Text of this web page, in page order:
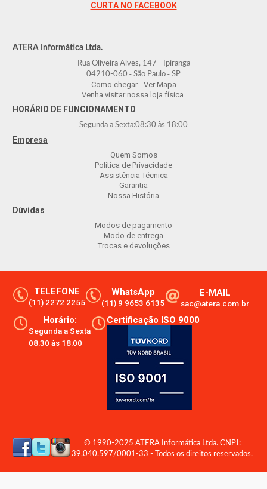
CURTA NO FACEBOOK
ATERA Informática Ltda.
Rua Oliveira Alves, 147 - Ipiranga
04210-060 - São Paulo - SP
Como chegar - Ver Mapa
Venha visitar nossa loja física.
HORÁRIO DE FUNCIONAMENTO
Segunda a Sexta:08:30 às 18:00
Empresa
Quem Somos
Política de Privacidade
Assistência Técnica
Garantia
Nossa História
Dúvidas
Modos de pagamento
Modo de entrega
Trocas e devoluções
TELEFONE
(11) 2272 2255
WhatsApp
(11) 9 9653 6135
E-MAIL
sac@atera.com.br
Horário:
Segunda a Sexta
08:30 às 18:00
Certificação ISO 9000
© 1990-2025 ATERA Informática Ltda. CNPJ:
39.040.597/0001-33 - Todos os direitos reservados.